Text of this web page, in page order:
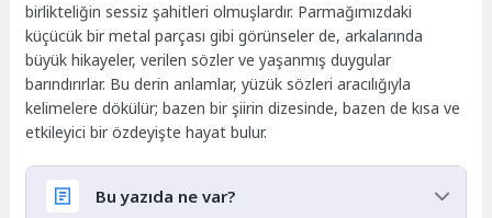
birlikteliğin sessiz şahitleri olmuşlardır. Parmağımızdaki
küçücük bir metal parçası gibi görünseler de, arkalarında
büyük hikayeler, verilen sözler ve yaşanmış duygular
barındırırlar. Bu derin anlamlar, yüzük sözleri aracılığıyla
kelimelere dökülür; bazen bir şiirin dizesinde, bazen de kısa ve
etkileyici bir özdeyişte hayat bulur.
Bu yazıda ne var?